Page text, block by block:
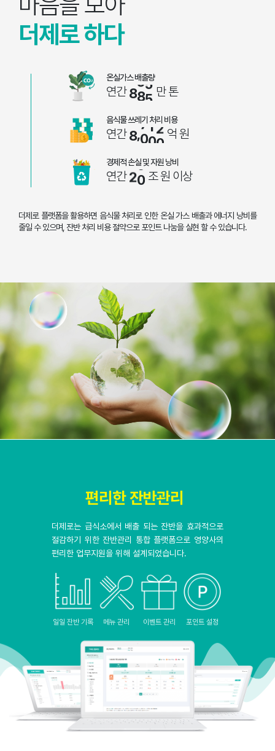
더제로 하다
온실가스 배출량
연간 885 만 톤
음식물 쓰레기 처리 비용
연간 8,000 억 원
경제적 손실 및 자원 낭비
연간 20 조 원 이상
더제로 플랫폼을 활용하면 음식물 처리로 인한 온실 가스 배출과 에너지 낭비를
줄일 수 있으며, 잔반 처리 비용 절약으로 포인트 나눔을 실현 할 수 있습니다.
편리한 잔반관리
더제로는 급식소에서 배출 되는 잔반을 효과적으로
절감하기 위한잔반관리 통합 플랫폼으로 영양사의
편리한 업무지원을 위해 설계되었습니다.
일일 잔반 기록 메뉴 관리 이벤트 관리 포인트 설정